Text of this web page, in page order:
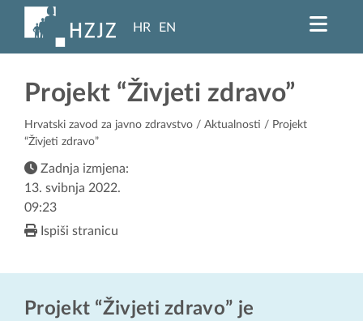
HR EN
Projekt “Živjeti zdravo”
Hrvatski zavod za javno zdravstvo / Aktualnosti / Projekt
“Živjeti zdravo”
Zadnja izmjena:
13. svibnja 2022.
09:23
Ispiši stranicu
Projekt “Živjeti zdravo” je